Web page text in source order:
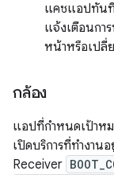
แคชแอปทันที
แจ้งเตือนกา
หน้าหรือเปลี่
กล้อง
แอปที่กำหนดเป้าห
เปิดบริการที่ทำงาน
Receiver